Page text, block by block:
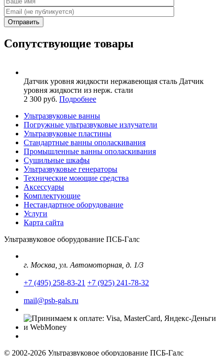
Отправить
Сопутствующие товары
Датчик уровня жидкости нержавеющая сталь Датчик
уровня жидкости из нерж. стали
2 300 руб. Подробнее
Ультразвуковые ванны
Погружные ультразвуковые излучатели
Ультразвуковые пластины
Стандартные ванны ополаскивания
Промышленные ванны ополаскивания
Сушильные шкафы
Ультразвуковые генераторы
Технические моющие средства
Аксессуары
Комплектующие
Нестандартное оборудование
Услуги
Карта сайта
Ультразвуковое оборудование ПСБ-Галс
г. Москва, ул. Автомоторная, д. 1/3
+7 (495) 258-83-21 +7 (925) 241-78-32
mail@psb-gals.ru
© 2002-2026 Ультразвуковое оборудование ПСБ-Галс